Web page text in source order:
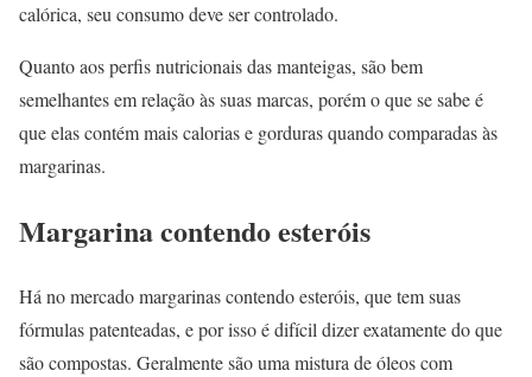
calórica, seu consumo deve ser controlado.
Quanto aos perfis nutricionais das manteigas, são bem
semelhantes em relação às suas marcas, porém o que se sabe é
que elas contém mais calorias e gorduras quando comparadas às
margarinas.
Margarina contendo esteróis
Há no mercado margarinas contendo esteróis, que tem suas
fórmulas patenteadas, e por isso é difícil dizer exatamente do que
são compostas. Geralmente são uma mistura de óleos com